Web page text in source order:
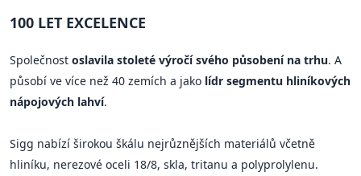
100 LET EXCELENCE
Společnost oslavila stoleté výročí svého působení na trhu. A
působí ve více než 40 zemích a jako lídr segmentu hliníkových
nápojových lahví.
Sigg nabízí širokou škálu nejrůznějších materiálů včetně
hliníku, nerezové oceli 18/8, skla, tritanu a polyprolylenu.